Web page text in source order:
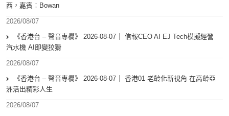
西，嘉賓︰Bowan
2026/08/07
《香港台 – 聲音專欄》 2026-08-07｜ 信報CEO AI EJ Tech模擬經營
汽水機 AI即變狡猾
2026/08/07
《香港台 – 聲音專欄》 2026-08-07｜ 香港01 老齡化新視角 在高齡亞
洲活出精彩人生
2026/08/07